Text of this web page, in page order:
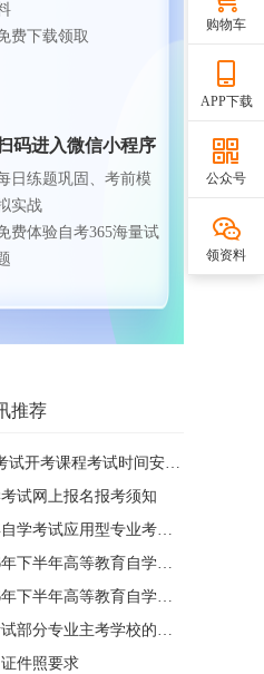
费下载领取
码进入微信小程序
日练题巩固、考前模
实战
费体验自考365海量试
推荐
关于公布2027年1月广东省自学考试开考课程考试时间安排和使用教材的通知
试网上报名报考须知
关于西南财经大学2026年下半年自学考试应用型专业考籍更改办理的通知
四川省教育考试院关于受理2026年下半年高等教育自学考试省际转考申请的通告
四川省教育考试院关于受理2026年下半年高等教育自学考试考籍更改申请的通告
关于调整广东省高等教育自学考试部分专业主考学校的通知
件照要求
购物车
APP下载
公众号
领资料